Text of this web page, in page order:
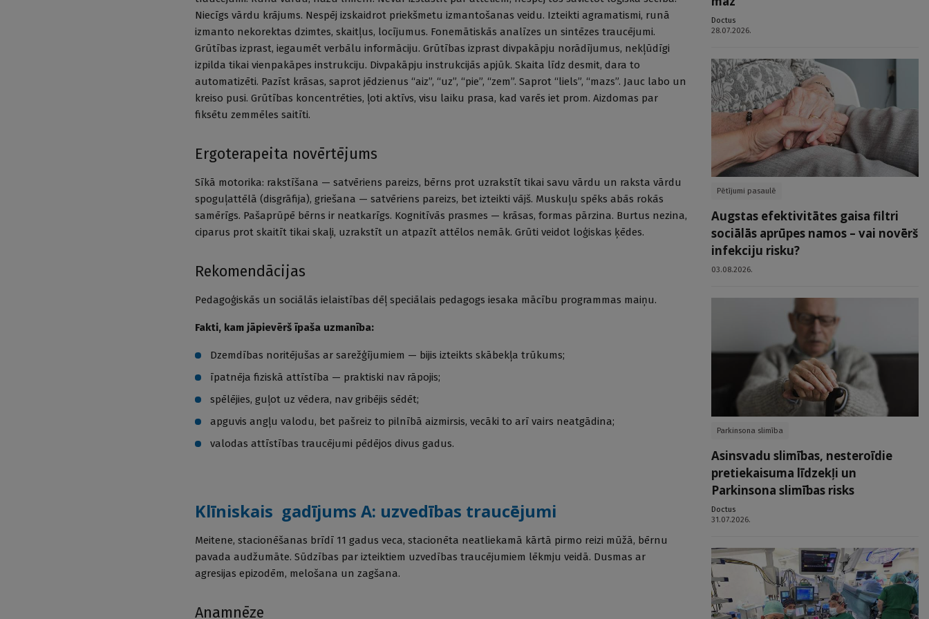
Niecīgs vārdu krājums. Nespēj izskaidrot priekšmetu izmantošanas veidu. Izteikti agramatismi, runā
izmanto nekorektas dzimtes, skaitļus, locījumus. Fonemātiskās analīzes un sintēzes traucējumi.
Grūtības izprast, iegaumēt verbālu informāciju. Grūtības izprast divpakāpju norādījumus, nekļūdīgi
izpilda tikai vienpakāpes instrukciju. Divpakāpju instrukcijās apjūk. Skaita līdz desmit, dara to
automatizēti. Pazīst krāsas, saprot jēdzienus “aiz”, “uz”, “pie”, “zem”. Saprot “liels”, “mazs”. Jauc labo un
kreiso pusi. Grūtības koncentrēties, ļoti aktīvs, visu laiku prasa, kad varēs iet prom. Aizdomas par
fiksētu zemmēles saitīti.
Ergoterapeita novērtējums
Sīkā motorika: rakstīšana — satvēriens pareizs, bērns prot uzrakstīt tikai savu vārdu un raksta vārdu
spoguļattēlā (disgrāfija), griešana — satvēriens pareizs, bet izteikti vājš. Muskuļu spēks abās rokās
samērīgs. Pašaprūpē bērns ir neatkarīgs. Kognitīvās prasmes — krāsas, formas pārzina. Burtus nezina,
ciparus prot skaitīt tikai skaļi, uzrakstīt un atpazīt attēlos nemāk. Grūti veidot loģiskas ķēdes.
Rekomendācijas
Pedagoģiskās un sociālās ielaistības dēļ speciālais pedagogs iesaka mācību programmas maiņu.
Fakti, kam jāpievērš īpaša uzmanība:
Dzemdības noritējušas ar sarežģījumiem — bijis izteikts skābekļa trūkums;
īpatnēja fiziskā attīstība — praktiski nav rāpojis;
spēlējies, guļot uz vēdera, nav gribējis sēdēt;
apguvis angļu valodu, bet pašreiz to pilnībā aizmirsis, vecāki to arī vairs neatgādina;
valodas attīstības traucējumi pēdējos divus gadus.
Klīniskais gadījums A: uzvedības traucējumi
Meitene, stacionēšanas brīdī 11 gadus veca, stacionēta neatliekamā kārtā pirmo reizi mūžā, bērnu
pavada audžumāte. Sūdzības par izteiktiem uzvedības traucējumiem lēkmju veidā. Dusmas ar
agresijas epizodēm, melošana un zagšana.
Anamnēze
Doctus
28.07.2026.
Pētījumi pasaulē
Augstas efektivitātes gaisa filtri
sociālās aprūpes namos – vai novērš
infekciju risku?
03.08.2026.
Parkinsona slimība
Asinsvadu slimības, nesteroīdie
pretiekaisuma līdzekļi un
Parkinsona slimības risks
Doctus
31.07.2026.